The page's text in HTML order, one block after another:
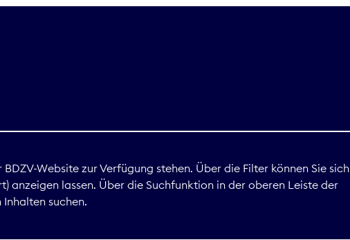
Print
Website zur Verfügung stehen. Über die Filter können Sie sich
anzeigen lassen. Über die Suchfunktion in der oberen Leiste der
suchen.